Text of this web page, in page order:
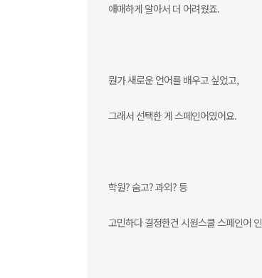
애매하게 알아서 더 어려웠죠.
뭔가 새로운 언어를 배우고 싶었고,
그래서 선택한 게 스페인어였어요.
학원? 숨고? 과외? 등
고민하다 결정한건 시원스쿨 스페인어